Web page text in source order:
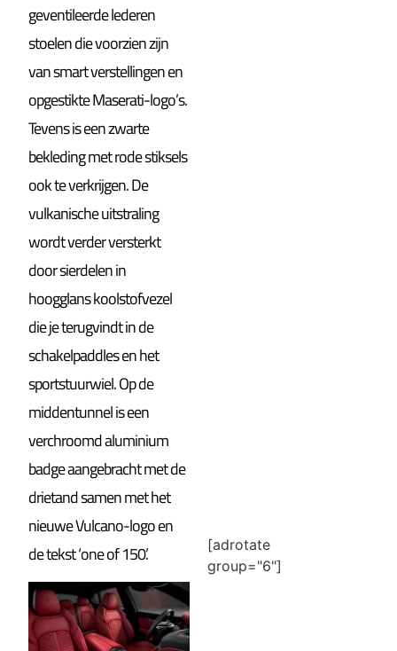
geventileerde lederen
stoelen die voorzien zijn
van smart verstellingen en
opgestikte Maserati-logo’s.
Tevens is een zwarte
bekleding met rode stiksels
ook te verkrijgen. De
vulkanische uitstraling
wordt verder versterkt
door sierdelen in
hoogglans koolstofvezel
die je terugvindt in de
schakelpaddles en het
sportstuurwiel. Op de
middentunnel is een
verchroomd aluminium
badge aangebracht met de
drietand samen met het
nieuwe Vulcano-logo en
de tekst ‘one of 150’.
[adrotate
group="6"]